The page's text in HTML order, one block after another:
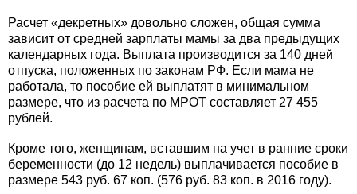
Расчет «декретных» довольно сложен, общая сумма
зависит от средней зарплаты мамы за два предыдущих
календарных года. Выплата производится за 140 дней
отпуска, положенных по законам РФ. Если мама не
работала, то пособие ей выплатят в минимальном
размере, что из расчета по МРОТ составляет 27 455
рублей.
Кроме того, женщинам, вставшим на учет в ранние сроки
беременности (до 12 недель) выплачивается пособие в
размере 543 руб. 67 коп. (576 руб. 83 коп. в 2016 году).